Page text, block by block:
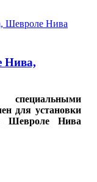
Нива,
для установки
Шевроле Нива